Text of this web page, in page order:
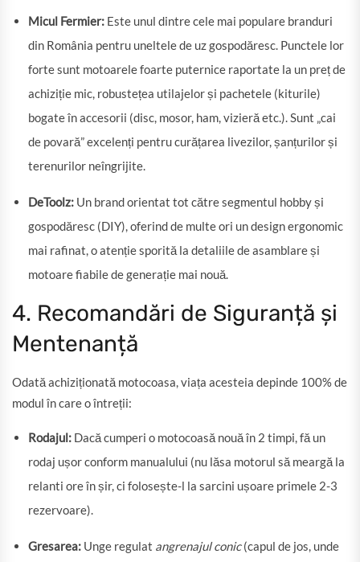
Micul Fermier: Este unul dintre cele mai populare branduri
din România pentru uneltele de uz gospodăresc. Punctele lor
forte sunt motoarele foarte puternice raportate la un preț de
achiziție mic, robustețea utilajelor și pachetele (kiturile)
bogate în accesorii (disc, mosor, ham, vizieră etc.). Sunt „cai
de povară” excelenți pentru curățarea livezilor, șanțurilor și
terenurilor neîngrijite.
DeToolz: Un brand orientat tot către segmentul hobby și
gospodăresc (DIY), oferind de multe ori un design ergonomic
mai rafinat, o atenție sporită la detaliile de asamblare și
motoare fiabile de generație mai nouă.
4. Recomandări de Siguranță și
Mentenanță
Odată achiziționată motocoasa, viața acesteia depinde 100% de
modul în care o întreții:
Rodajul: Dacă cumperi o motocoasă nouă în 2 timpi, fă un
rodaj ușor conform manualului (nu lăsa motorul să meargă la
relanti ore în șir, ci folosește-l la sarcini ușoare primele 2-3
rezervoare).
Gresarea: Unge regulat angrenajul conic(capul de jos, unde